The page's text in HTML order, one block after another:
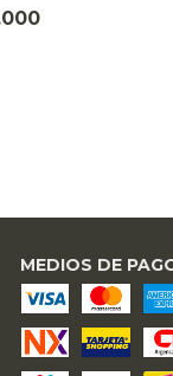
MEDIOS DE